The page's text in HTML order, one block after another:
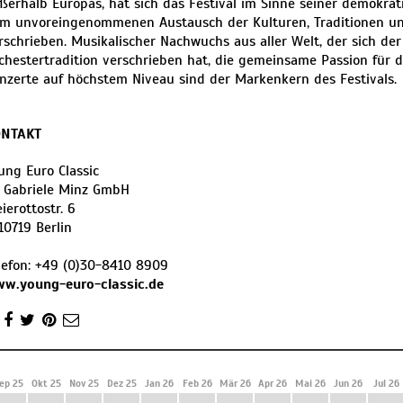
Europas, hat sich das Festival im Sinne seiner
unvoreingenommenen Austausch der Kulturen, Traditionen
Musikalischer Nachwuchs aus aller Welt, der sich
verschrieben hat, die gemeinsame Passion für
auf höchstem Niveau sind der Markenkern des Festivals.
Euro Classic
Gabriele Minz GmbH
6
Berlin
+49 (0)30-8410 8909
euro-classic.de
25 Okt 25 Nov 25 Dez 25 Jan 26 Feb 26 Mär 26 Apr 26 Mai 26 Jun 26 Jul 26